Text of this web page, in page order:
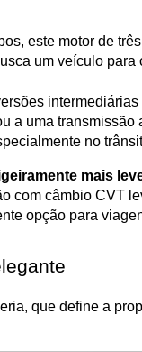
este motor de
um veículo
a uma
no
mais
com câmbio CVT
opção para
que define a